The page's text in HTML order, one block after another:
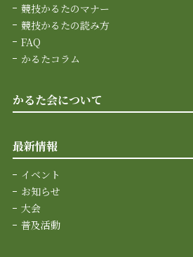
競技かるたのマナー
競技かるたの読み方
FAQ
かるたコラム
かるた会について
最新情報
イベント
お知らせ
大会
普及活動